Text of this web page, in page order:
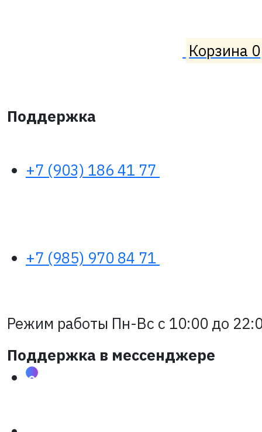
Корзина 0
Поддержка
+7 (903) 186 41 77
+7 (985) 970 84 71
Режим работы Пн-Вс с 10:00 до
Поддержка в мессенджере